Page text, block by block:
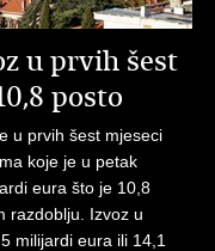
u prvih šest
posto
u prvih šest mjeseci
koje je u petak
eura što je 10,8
razdoblju. Izvoz u
milijardi eura ili 14,1